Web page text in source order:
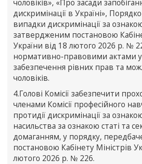
чоловіків», «Про засади
дискримінації в Україні»,
випадки дискримінації за
затвердженим постановою
України від 18 лютого 2026 р. №
нормативно-правовими актами у
забезпечення рівних прав та
чоловіків.
4.Голові Комісії забезпечити
членами Комісії професійного
протидії дискримінації за
насильства за ознакою статі та
домаганням, у порядку,
постановою Кабінету Міністрів
лютого 2026 р. № 226.